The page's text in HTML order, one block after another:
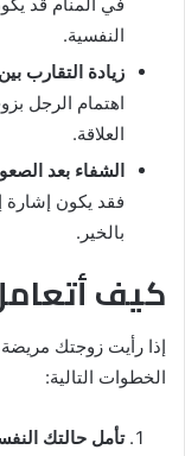
النفسية.
زيادة التقارب
اهتمام الرجل
العلاقة.
الشفاء بعد
فقد يكون إشارة
بالخير.
كيف
إذا رأيت زوجتك مريضة
الخطوات التالية:
تأمل حالتك